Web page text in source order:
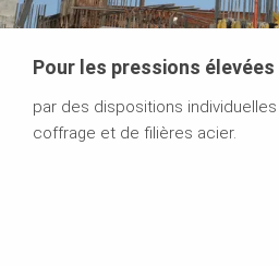
Pour les pressions
par des dispositions
coffrage et de filières acier.